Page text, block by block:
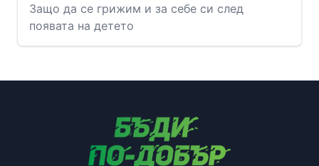
Защо да се грижим и за себе си след
появата на детето